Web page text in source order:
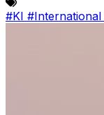
#KI #International